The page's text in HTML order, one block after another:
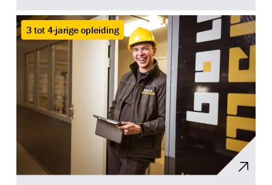
3 tot 4-jarige opleiding